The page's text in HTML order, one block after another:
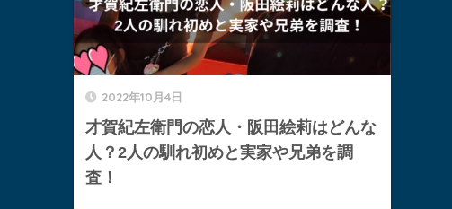
2022年10月4日
才賀紀左衛門の恋人・阪田絵莉はどんな
人？2人の馴れ初めと実家や兄弟を調
査！